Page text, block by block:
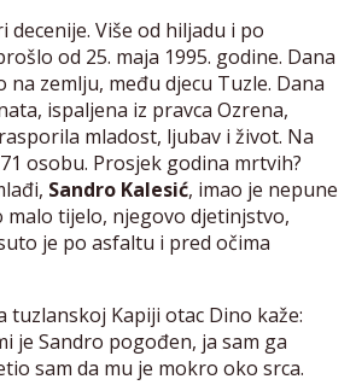
decenije. Više od hiljadu i po
od 25. maja 1995. godine. Dana
na zemlju, među djecu Tuzle. Dana
ispaljena iz pravca Ozrena,
mladost, ljubav i život. Na
osobu. Prosjek godina mrtvih?
Sandro Kalesić, imao je nepune
tijelo, njegovo djetinjstvo,
je po asfaltu i pred očima
tuzlanskoj Kapiji otac Dino kaže:
je Sandro pogođen, ja sam ga
sam da mu je mokro oko srca.